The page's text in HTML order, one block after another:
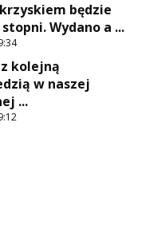
będzie
Wydano a ...
kolejną
w naszej
...